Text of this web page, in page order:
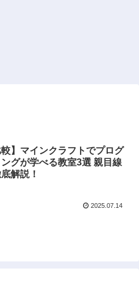
較】マインクラフトでプログ
グが学べる教室3選 親目線
解説！
2025.07.14